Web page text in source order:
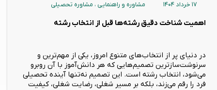
۱۷ خرداد ۱۴۰۴ مشاوره و راهنمایی ، مشاوره تحصیلی
اهمیت شناخت دقیق رشته‌ها قبل از انتخاب رشته
در دنیای پر از انتخاب‌های متنوع امروز، یکی از مهم‌ترین و
سرنوشت‌سازترین تصمیم‌هایی که هر دانش‌آموز با آن روبرو
می‌شود، انتخاب رشته است. این تصمیم نه‌تنها آینده تحصیلی
فرد را رقم می‌زند، بلکه بر مسیر شغلی، رضایت شغلی، کیفیت